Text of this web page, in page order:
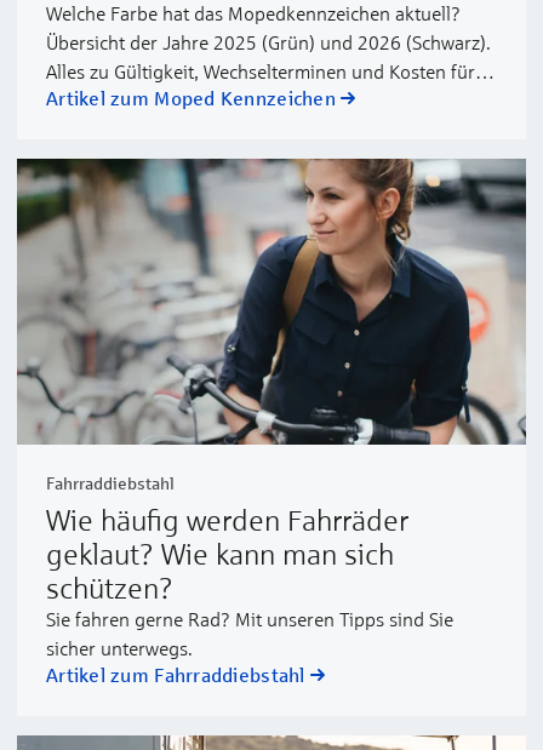
Welche Farbe hat das Mopedkennzeichen aktuell?
Übersicht der Jahre 2025 (Grün) und 2026 (Schwarz).
Alles zu Gültigkeit, Wechselterminen und Kosten für
Ihr Versicherungskennzeichen.
Artikel zum Moped Kennzeichen
Fahrraddiebstahl
Wie häufig werden Fahrräder
geklaut? Wie kann man sich
schützen?
Sie fahren gerne Rad? Mit unseren Tipps sind Sie
sicher unterwegs.
Artikel zum Fahrraddiebstahl